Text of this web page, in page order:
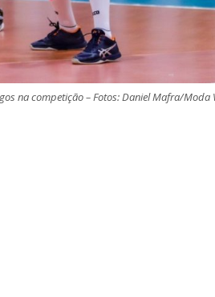
na competição – Fotos: Daniel Mafra/Moda